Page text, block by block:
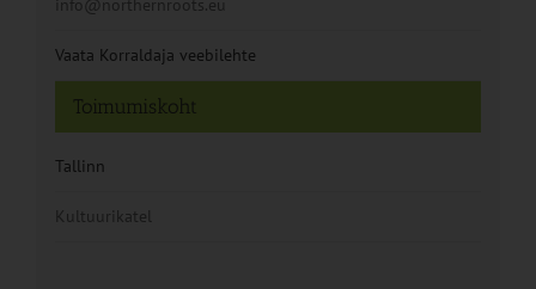
Toimumiskoht
Tallinn
Kultuurikatel
info@northernroots.eu
Vaata Korraldaja veebilehte